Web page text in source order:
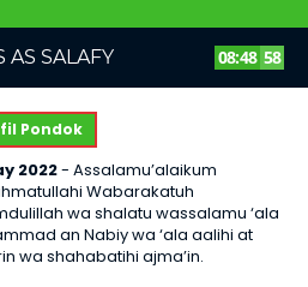
AS SALAFY 08:48 59
Pondok
2022- Assalamu’alaikum
Wabarakatuh
wa shalatu wassalamu ‘ala
an Nabiy wa ‘ala aalihi at
wa shahabatihi ajma’in.